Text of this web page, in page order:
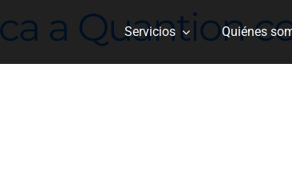
Servicios Quiénes
a Quantion